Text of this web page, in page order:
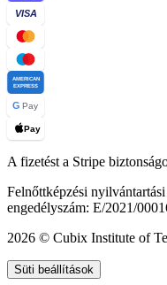
VISA
AMERICAN
EXPRESS
G Pay
Pay
A fizetést a Stripe
Felnőttképzési
engedélyszám: E/2021/
2026 © Cubix Institute of
Süti beállítások